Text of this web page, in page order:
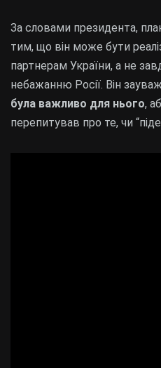
За словами президента,
тим, що він може бути
партнерам України, а не
небажанню Росії. Він
була важливо для нього,
перепитував про те, чи